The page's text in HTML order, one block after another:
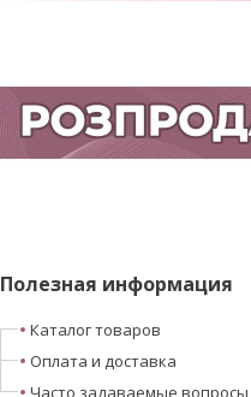
Полезная информация
Каталог товаров
Оплата и доставка
Часто задаваемые вопросы